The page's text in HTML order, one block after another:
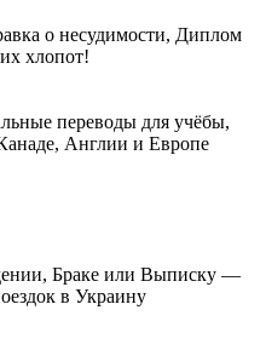
о несудимости, Диплом
хлопот!
переводы для учёбы,
Англии и Европе
Браке или Выписку —
в Украину